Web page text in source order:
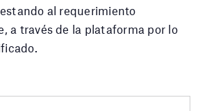
al requerimiento
a través de la plataforma por lo